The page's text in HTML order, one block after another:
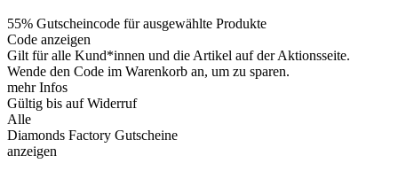
55% Gutscheincode für ausgewählte Produkte
Code anzeigen
Gilt für alle Kund*innen und die Artikel auf der Aktionsseite.
Wende den Code im Warenkorb an, um zu sparen.
mehr Infos
Gültig bis auf Widerruf
Alle
Diamonds Factory Gutscheine
anzeigen